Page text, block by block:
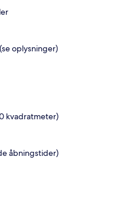
oplysninger)
kvadratmeter)
åbningstider)